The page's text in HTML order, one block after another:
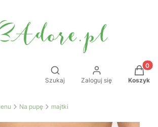
Otwórz wyszukiwarkę
Szukaj Zaloguj się Koszyk
Na pupę majtki